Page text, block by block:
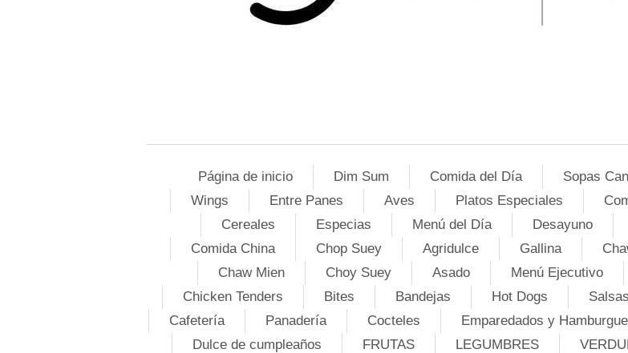
Página de inicio Dim Sum Comida del Día Sopas
Wings
Entre Panes Aves Platos Especiales
Cereales
Especias Menú del Día Desayuno
Comida China
Chop Suey Agridulce Gallina
Chaw Mien
Choy Suey Asado Menú Ejecutivo
Chicken Tenders
Bites Bandejas Hot Dogs Salsas
Cafetería
Panadería Cocteles Emparedados y
Dulce de cumpleaños
FRUTAS LEGUMBRES